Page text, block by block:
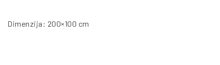
Dimenzija: 200×100 cm